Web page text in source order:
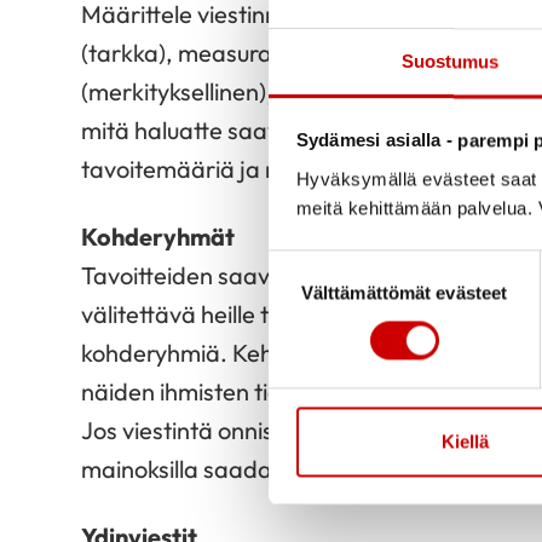
Suostumus
Sydämesi asialla - parempi
Hyväksymällä evästeet
meitä kehittämään
Välttämättömät evästeet
Kiellä
Määrittele viestinnälle muutama SMART-
(tarkka), measurable (mitattava),
(merkityksellinen) ja time-bound
mitä haluatte saavuttaa viestinnällä.
tavoitemääriä ja numeerisia mittareita
Kohderyhmät
Tavoitteiden saavuttamiseksi on
välitettävä heille tietoa. Ihmiset tai
kohderyhmiä. Kehen sinun täytyy
näiden ihmisten tietävän, tekevän ja
Jos viestintä onnistuu, kohderyhmä reagoi
mainoksilla saadaan vapaaehtoisia